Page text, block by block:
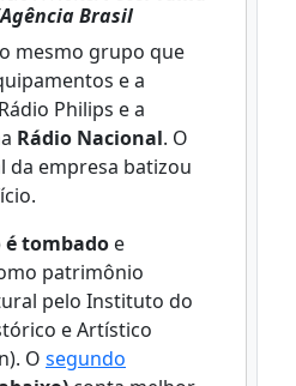
Brasil
mesmo grupo que
e a
Philips e a
Rádio Nacional. O
da empresa batizou
é tombado e
patrimônio
pelo Instituto do
e Artístico
O segundo